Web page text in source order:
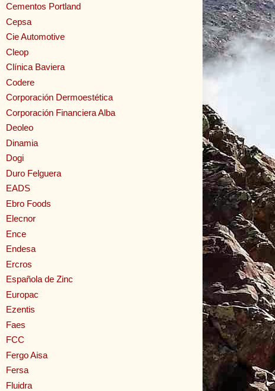
Cementos Portland
Cepsa
Cie Automotive
Cleop
Clínica Baviera
Codere
Corporación Dermoestética
Corporación Financiera Alba
Deoleo
Dinamia
Dogi
Duro Felguera
EADS
Ebro Foods
Elecnor
Ence
Endesa
Ercros
Española de Zinc
Europac
Ezentis
Faes
FCC
Fergo Aisa
Fersa
Fluidra